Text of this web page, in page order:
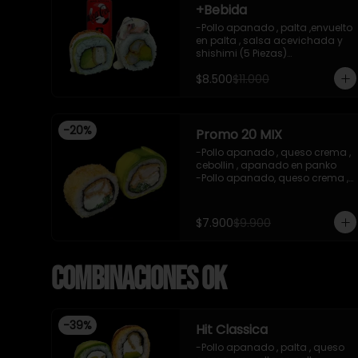
+Bebida
-Pollo apanado , palta ,envuelto
en palta , salsa acevichada y
shishimi (5 Piezas)
,ceviche mixto , salsa
15ml
- IMAGEN REFERENCIAL
$8.500$11.000
-20% Promo 20 MIX
-Pollo apanado , queso crema ,
cebollin , apanado en panko
-Pollo apanado, queso crema ,
-incluye 1 salsa de soya , 1
salsa teriyaki
$7.900$9.900
Combinaciones OK
-39% Hit Classica
-Pollo apanado , palta , queso